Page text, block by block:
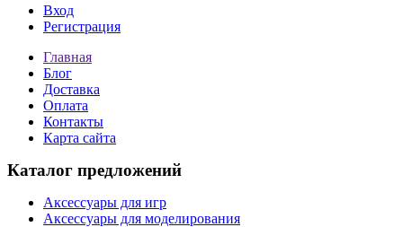
Вход
Регистрация
Главная
Блог
Доставка
Оплата
Контакты
Карта сайта
Каталог предложений
Аксессуары для игр
Аксессуары для моделирования